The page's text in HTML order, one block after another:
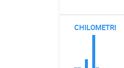
CHILOMETRI